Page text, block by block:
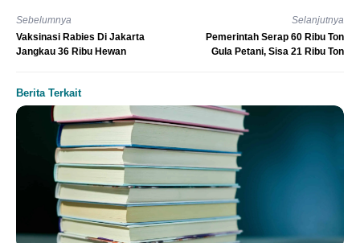
Sebelumnya
Vaksinasi Rabies Di Jakarta
Jangkau 36 Ribu Hewan
Selanjutnya
Pemerintah Serap 60 Ribu Ton
Gula Petani, Sisa 21 Ribu Ton
Berita Terkait